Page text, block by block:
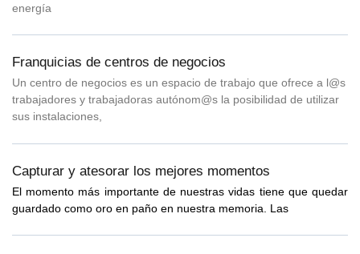
energía
Franquicias de centros de negocios
Un centro de negocios es un espacio de trabajo que ofrece a l@s
trabajadores y trabajadoras autónom@s la posibilidad de utilizar
sus instalaciones,
Capturar y atesorar los mejores momentos
El momento más importante de nuestras vidas tiene que quedar
guardado como oro en paño en nuestra memoria. Las